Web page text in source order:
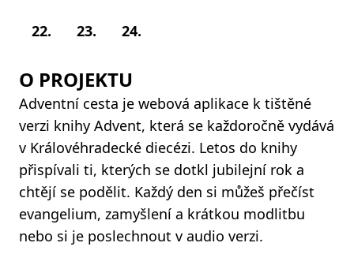
22. 23. 24.
O PROJEKTU
Adventní cesta je webová aplikace k tištěné
verzi knihy Advent, která se každoročně vydává
v Královéhradecké diecézi. Letos do knihy
přispívali ti, kterých se dotkl jubilejní rok a
chtějí se podělit. Každý den si můžeš přečíst
evangelium, zamyšlení a krátkou modlitbu
nebo si je poslechnout v audio verzi.